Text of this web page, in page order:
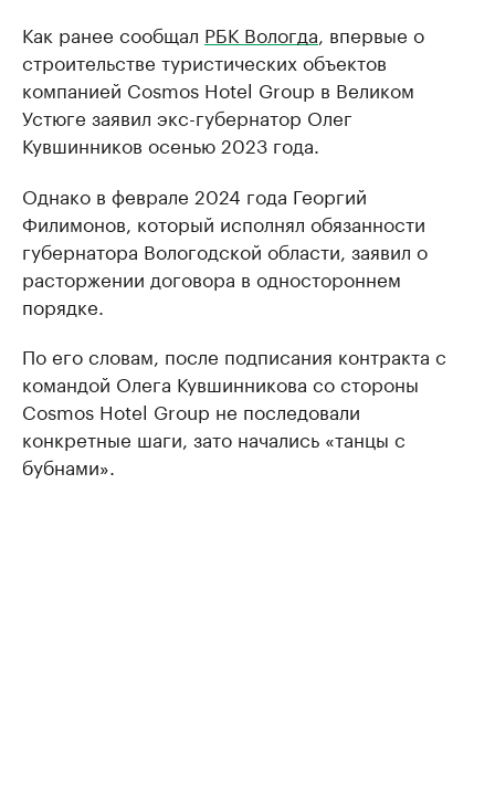
Как ранее сообщал РБК Вологда, впервые о
строительстве туристических объектов
компанией Cosmos Hotel Group в Великом
Устюге заявил экс-губернатор Олег
Кувшинников осенью 2023 года.
Однако в феврале 2024 года Георгий
Филимонов, который исполнял обязанности
губернатора Вологодской области, заявил о
расторжении договора в одностороннем
порядке.
По его словам, после подписания контракта с
командой Олега Кувшинникова со стороны
Cosmos Hotel Group не последовали
конкретные шаги, зато начались «танцы с
бубнами».